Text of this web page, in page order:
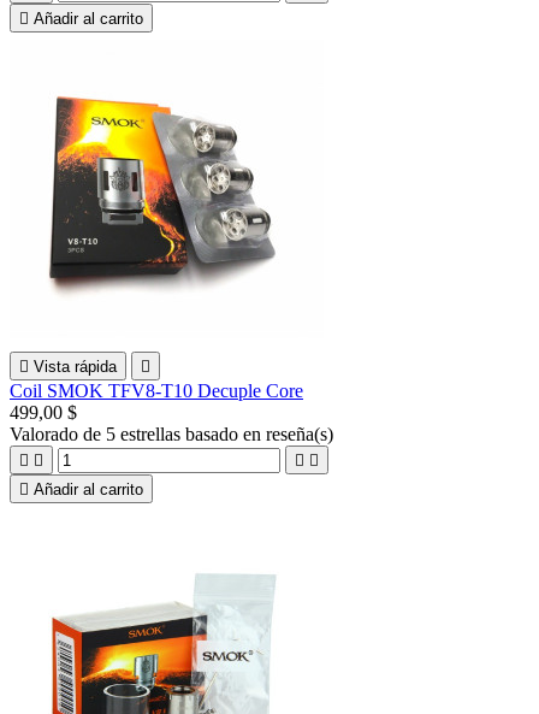
 Añadir al carrito
 Vista rápida 
Coil SMOK TFV8-T10 Decuple Core
499,00 $
Valorado de 5 estrellas basado en reseña(s)
   
 Añadir al carrito